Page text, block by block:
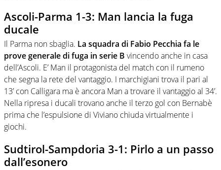
Ascoli-Parma 1-3: Man lancia la fuga
ducale
Il Parma non sbaglia. La squadra di Fabio Pecchia fa le
prove generale di fuga in serie B vincendo anche in casa
dell’Ascoli. E’ Man il protagonista del match con il rumeno
che segna la rete del vantaggio. I marchigiani trova il pari al
13’ con Calligara ma è ancora Man a trovare il vantaggio al 34’.
Nella ripresa i ducali trovano anche il terzo gol con Bernabè
prima che l’espulsione di Viviano chiuda virtualmente i
giochi.
Sudtirol-Sampdoria 3-1: Pirlo a un passo
dall’esonero